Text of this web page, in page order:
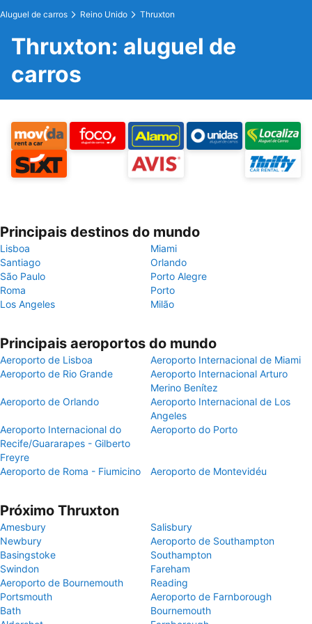
Aluguel de carros Reino Unido Thruxton
Thruxton: aluguel de
carros
Principais destinos do mundo
Lisboa
Miami
Santiago
Orlando
São Paulo
Porto Alegre
Roma
Porto
Los Angeles
Milão
Principais aeroportos do mundo
Aeroporto de Lisboa
Aeroporto Internacional de Miami
Aeroporto de Rio Grande
Aeroporto Internacional Arturo
Merino Benítez
Aeroporto de Orlando
Aeroporto Internacional de Los
Angeles
Aeroporto Internacional do
Recife/Guararapes - Gilberto
Freyre
Aeroporto do Porto
Aeroporto de Roma - Fiumicino Aeroporto de Montevidéu
Próximo Thruxton
Amesbury
Salisbury
Newbury
Aeroporto de Southampton
Basingstoke
Southampton
Swindon
Fareham
Aeroporto de Bournemouth
Reading
Portsmouth
Aeroporto de Farnborough
Bath
Bournemouth